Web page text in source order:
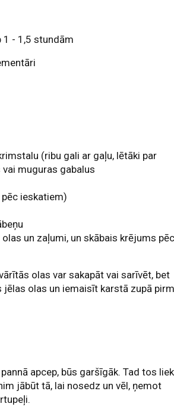
1 - 1,5 stundām
(ribu gali ar gaļu, lētāki par
muguras gabalus
ieskatiem)
un zaļumi, un skābais krējums
olas var sakapāt vai sarīvēt, bet
jēlas olas un iemaisīt karstā zupā
apcep, būs garšīgāk. Tad tos liek
jābūt tā, lai nosedz un vēl, ņemot